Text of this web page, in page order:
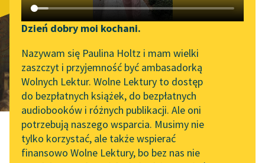
Katalog DAISY
Podkasty o książkach
Zgłoś brak utworu
Aktualności
Zapraszamy na spotkanie
online z tłumaczkami
literatury skandynawskiej
Spotkanie z Katarzyną
Tunkiel w Oslo
Narzędzia
Mapa Wolnych Lektur
Leśmianator
Przewodnik dla piszących i
czytających
Dzień dobry moi kochani.
Nazywam się Paulina Holtz i mam wielki
zaszczyt i przyjemność być ambasadorką
Wolnych Lektur. Wolne Lektury to dostęp
do bezpłatnych książek, do bezpłatnych
audiobooków i różnych publikacji. Ale oni
potrzebują naszego wsparcia. Musimy nie
tylko korzystać, ale także wspierać
finansowo Wolne Lektury, bo bez nas nie
brzegiem
pucharu